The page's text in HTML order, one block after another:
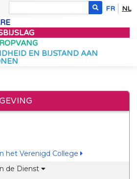
FR NL
EN BIJSTAND AAN
het Verenigd College
de Dienst